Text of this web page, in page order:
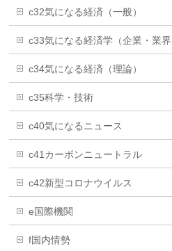
c32気になる経済（一般）
c33気になる経済学（企業・業界
c34気になる経済（理論）
c35科学・技術
c40気になるニュース
c41カーボンニュートラル
c42新型コロナウイルス
e国際機関
f国内情勢